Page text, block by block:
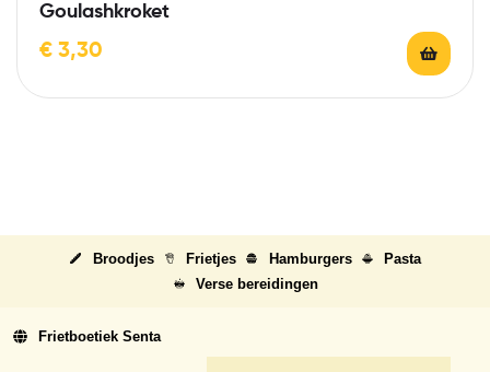
Goulashkroket
€ 3,30
Broodjes Frietjes Hamburgers
Pasta
Verse bereidingen
Frietboetiek Senta